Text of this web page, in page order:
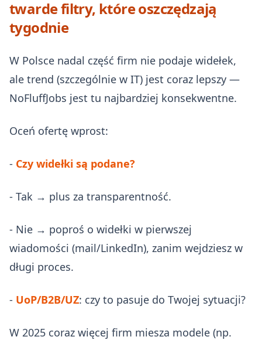
twarde filtry, które oszczędzają
tygodnie
W Polsce nadal część firm nie podaje widełek,
ale trend (szczególnie w IT) jest coraz lepszy —
NoFluffJobs jest tu najbardziej konsekwentne.
Oceń ofertę wprost:
- Czy widełki są podane?
- Tak → plus za transparentność.
- Nie → poproś o widełki w pierwszej
wiadomości (mail/LinkedIn), zanim wejdziesz w
długi proces.
- UoP/B2B/UZ: czy to pasuje do Twojej sytuacji?
W 2025 coraz więcej firm miesza modele (np.